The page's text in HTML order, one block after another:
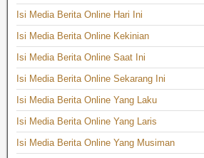
Isi Media Berita Online Hari Ini
Isi Media Berita Online Kekinian
Isi Media Berita Online Saat Ini
Isi Media Berita Online Sekarang Ini
Isi Media Berita Online Yang Laku
Isi Media Berita Online Yang Laris
Isi Media Berita Online Yang Musiman